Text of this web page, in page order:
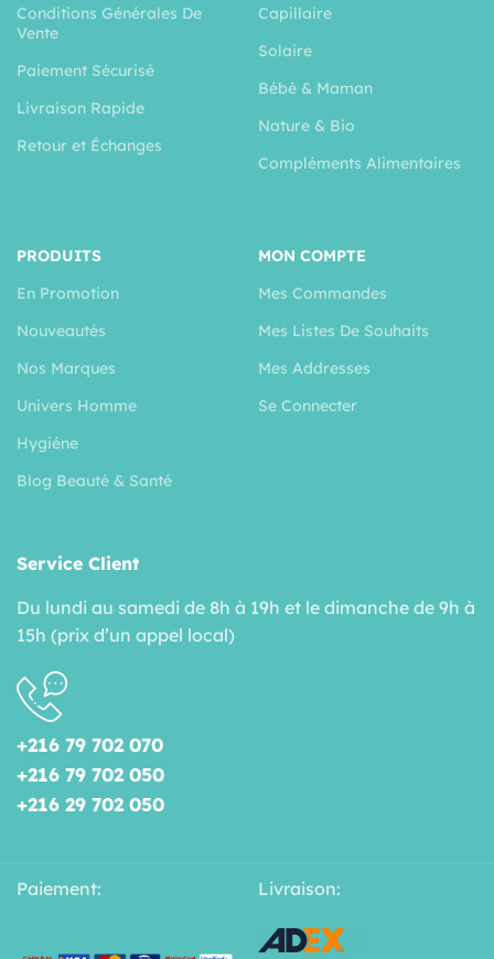
Conditions Générales De
Vente
Paiement Sécurisé
Livraison Rapide
Retour et Échanges
Capillaire
Solaire
Bébé & Maman
Nature & Bio
Compléments Alimentaires
PRODUITS
En Promotion
Nouveautés
Nos Marques
Univers Homme
Hygiéne
Blog Beauté & Santé
MON COMPTE
Mes Commandes
Mes Listes De Souhaits
Mes Addresses
Se Connecter
Service Client
Du lundi au samedi de 8h à 19h et le dimanche de 9h à
15h (prix d’un appel local)
+216 79 702 070
+216 79 702 050
+216 29 702 050
Paiement: Livraison: